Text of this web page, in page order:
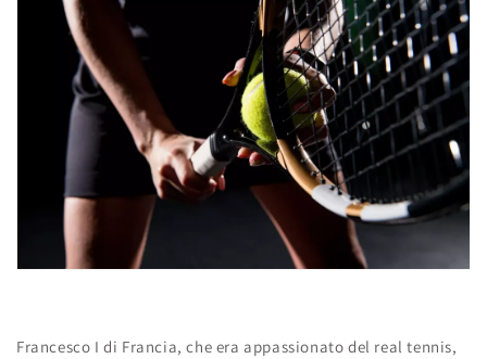
Francesco I di Francia, che era appassionato del real tennis,